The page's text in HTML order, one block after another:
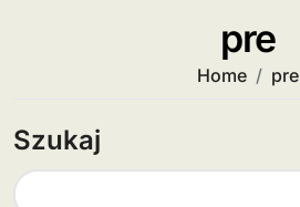
pre
Home pre
Szukaj